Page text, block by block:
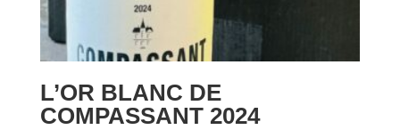
L’OR BLANC DE
COMPASSANT 2024